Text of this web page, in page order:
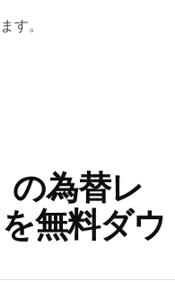
す。
為替レ
無料ダウ